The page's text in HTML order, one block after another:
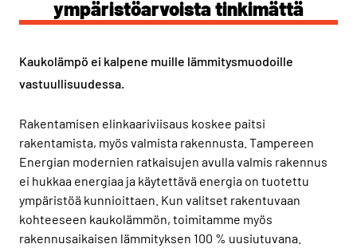
ympäristöarvoista tinkimättä
Kaukolämpö ei kalpene muille lämmitysmuodoille
vastuullisuudessa.
Rakentamisen elinkaariviisaus koskee paitsi
rakentamista, myös valmista rakennusta. Tampereen
Energian modernien ratkaisujen avulla valmis rakennus
ei hukkaa energiaa ja käytettävä energia on tuotettu
ympäristöä kunnioittaen. Kun valitset rakentuvaan
kohteeseen kaukolämmön, toimitamme myös
rakennusaikaisen lämmityksen 100 % uusiutuvana.